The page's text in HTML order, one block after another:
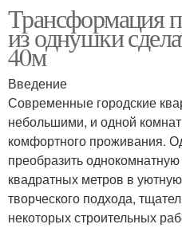
Трансформация
из однушки
40м
Введение
Современные городские
небольшими, и одной
комфортного проживания.
преобразить
квадратных метров в
творческого подхода,
некоторых строительных